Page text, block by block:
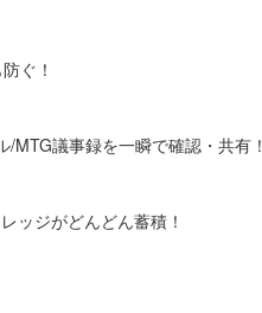
ぐ！
議事録を一瞬で確認・共有！
ッジがどんどん蓄積！